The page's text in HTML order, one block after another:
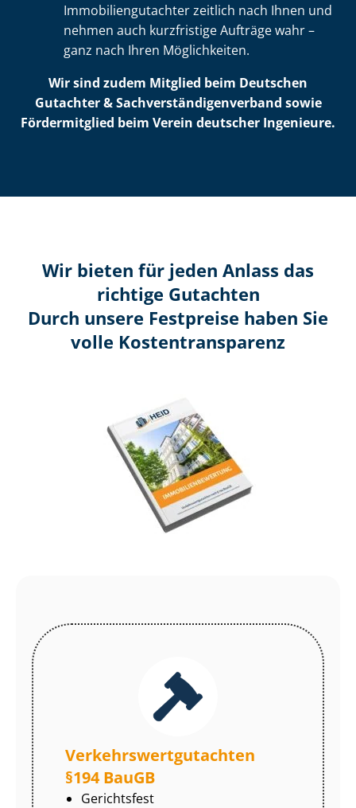
Im­mo­bi­li­en­gut­ach­ter zeitlich nach Ihnen und
nehmen auch kurzfristige Aufträge wahr –
ganz nach Ihren Möglichkeiten.
Wir sind zudem Mitglied beim Deutschen
Gutachter & Sach­ver­stän­di­gen­ver­band sowie
Fördermitglied beim Verein deutscher Ingenieure.
Wir bieten für jeden Anlass das
richtige Gutachten
Durch unsere Festpreise haben Sie
volle Kosten­transparenz
Ver­kehrs­wert­gut­ach­ten
§194 BauGB
Gerichtsfest